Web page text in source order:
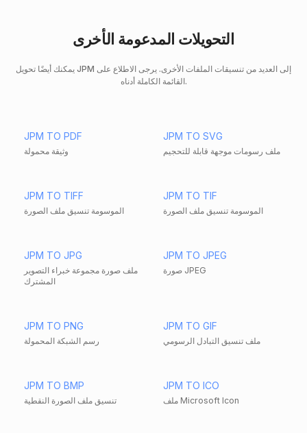
التحويلات المدعومة الأخرى
يمكنك أيضًا تحويل JPM إلى العديد من تنسيقات الملفات الأخرى. يرجى الاطلاع على
القائمة الكاملة أدناه.
JPM TO PDF
وثيقة محمولة
JPM TO SVG
ملف رسومات موجهة قابلة للتحجيم
JPM TO TIFF
الموسومة تنسيق ملف الصورة
JPM TO TIF
الموسومة تنسيق ملف الصورة
JPM TO JPG
ملف صورة مجموعة خبراء التصوير
المشترك
JPM TO JPEG
صورة JPEG
JPM TO PNG
رسم الشبكة المحمولة
JPM TO GIF
ملف تنسيق التبادل الرسومي
JPM TO BMP
تنسيق ملف الصورة النقطية
JPM TO ICO
ملف Microsoft Icon